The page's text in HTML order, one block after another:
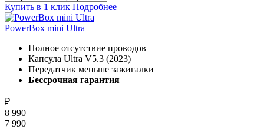
Купить в 1 клик Подробнее
PowerBox mini Ultra
Полное отсутствие проводов
Капсула Ultra V5.3 (2023)
Передатчик меньше зажигалки
Бессрочная гарантия
₽
8 990
7 990